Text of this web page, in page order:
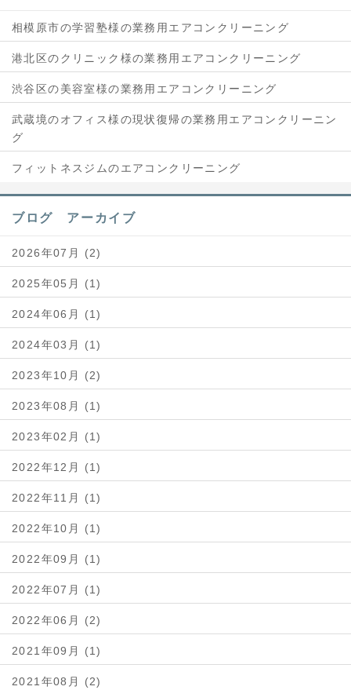
相模原市の学習塾様の業務用エアコンクリーニング
港北区のクリニック様の業務用エアコンクリーニング
渋谷区の美容室様の業務用エアコンクリーニング
武蔵境のオフィス様の現状復帰の業務用エアコンクリーニン
グ
フィットネスジムのエアコンクリーニング
ブログ アーカイブ
2026年07月 (2)
2025年05月 (1)
2024年06月 (1)
2024年03月 (1)
2023年10月 (2)
2023年08月 (1)
2023年02月 (1)
2022年12月 (1)
2022年11月 (1)
2022年10月 (1)
2022年09月 (1)
2022年07月 (1)
2022年06月 (2)
2021年09月 (1)
2021年08月 (2)